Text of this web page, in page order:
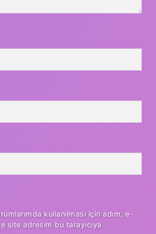
kullanılması için adım, e-
site adresim bu tarayıcıya